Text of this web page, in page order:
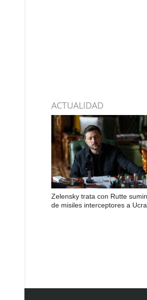
ACTUALIDAD
Zelensky trata con Rutte
de misiles interceptores a